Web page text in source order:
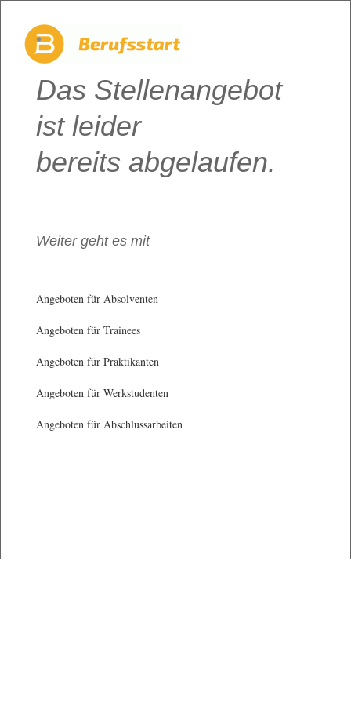
Das Stellenangebot
ist leider
bereits abgelaufen.
Weiter geht es mit
Angeboten für Absolventen
Angeboten für Trainees
Angeboten für Praktikanten
Angeboten für Werkstudenten
Angeboten für Abschlussarbeiten